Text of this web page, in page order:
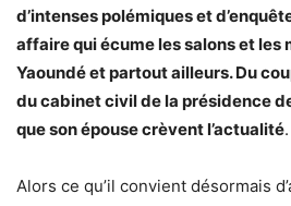
d’intenses polémiques et
affaire qui écume les salons et les
Yaoundé et partout ailleurs. Du
du cabinet civil de la présidence
que son épouse crèvent l’actualité.
Alors ce qu’il convient désormais